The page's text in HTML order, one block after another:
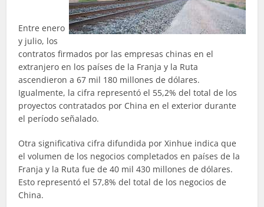
Entre enero
y julio, los
contratos firmados por las empresas chinas en el
extranjero en los países de la Franja y la Ruta
ascendieron a 67 mil 180 millones de dólares.
Igualmente, la cifra representó el 55,2% del total de los
proyectos contratados por China en el exterior durante
el período señalado.
Otra significativa cifra difundida por Xinhue indica que
el volumen de los negocios completados en países de la
Franja y la Ruta fue de 40 mil 430 millones de dólares.
Esto representó el 57,8% del total de los negocios de
China.